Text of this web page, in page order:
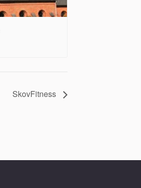
SkovFitness